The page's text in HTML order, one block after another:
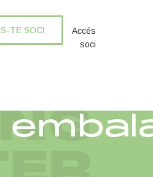
TE SOCI
Accés
soci